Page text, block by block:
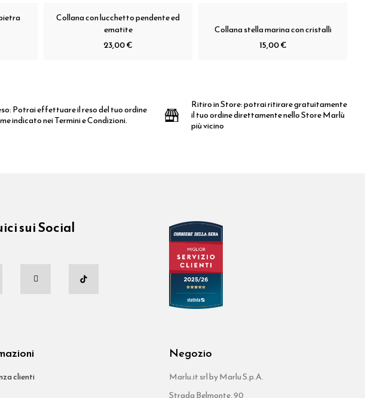
Collana con lucchetto pendente ed
ematite
23,00 €
Collana stella marina con cristalli
15,00 €
Potrai effettuare il reso del tuo ordine
indicato nei Termini e Condizioni.
Ritiro in Store:potrai ritirare gratuitamente
il tuo ordine direttamente nello Store Marlù
più vicino
sui Social
clienti
Negozio
Marlu.it srl by Marlu S.p.A.
Strada Belmonte, 90